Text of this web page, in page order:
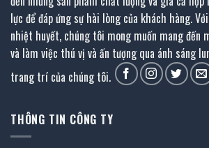
lực để đáp ứng sự hài lòng của khách hàng.
nhiệt huyết, chúng tôi mong muốn mang đến
và làm việc thú vị và ấn tượng qua ánh sáng
trang trí của chúng tôi.
THÔNG TIN CÔNG TY